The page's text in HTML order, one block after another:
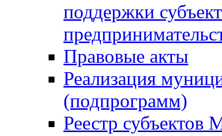
поддержки
Правовые акты
Реализация
(подпрограмм)
Реестр